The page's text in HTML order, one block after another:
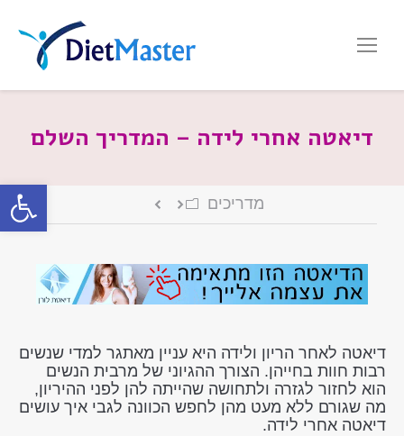
פתח
דיאטה אחרי לידה – המדריך השלם
מדריכים
דיאטה לאחר הריון ולידה היא עניין מאתגר למדי שנשים
רבות חוות בחייהן. הצורך ההגיוני של מרבית הנשים
הוא לחזור לגזרה ולתחושה שהייתה להן לפני ההיריון,
מה שגורם ללא מעט מהן לחפש הכוונה לגבי איך עושים
דיאטה אחרי לידה.